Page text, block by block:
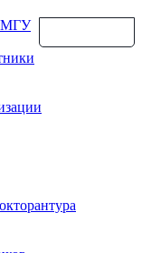
МГУ